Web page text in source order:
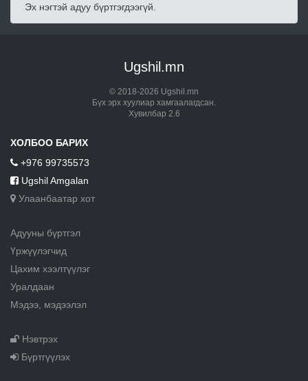
Эх нэгтэй адуу бүртгэгдээгүй.
Ugshil.mn
© 2018-2026 Ugshil.mn
Бүх эрх хуулиар хамгаалагдсан.
Хувилбар 2.6
ХОЛБОО БАРИХ
+976 99735573
Ugshil Amgalan
Улаанбаатар хот
Адууны бүртгэл
Үржүүлэгчид
Цахим хээлтүүлэг
Уралдаан
Мэдээ, мэдээлэл
Нэвтрэх
Бүртгүүлэх